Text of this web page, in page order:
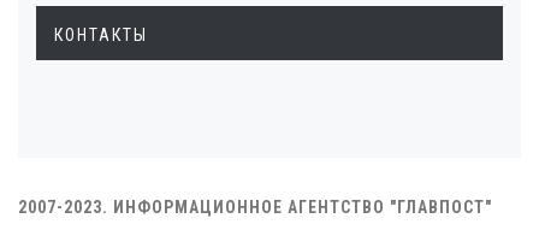
КОНТАКТЫ
2007-2023. ИНФОРМАЦИОННОЕ АГЕНТСТВО "ГЛАВПОСТ"